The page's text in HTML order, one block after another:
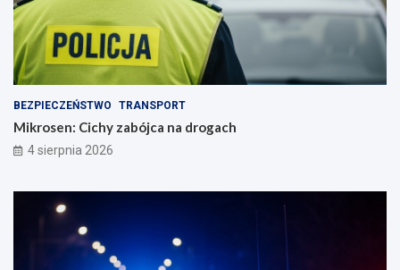
BEZPIECZEŃSTWO TRANSPORT
Mikrosen: Cichy zabójca na drogach
4 sierpnia 2026